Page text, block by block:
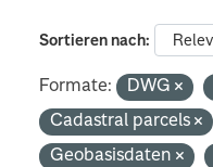
Sortieren nach
Formate: DWG
Cadastral parcels
Geobasisdaten